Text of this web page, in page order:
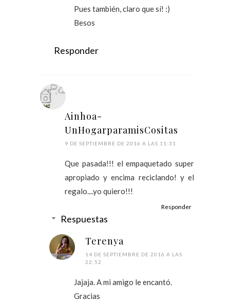
Pues también, claro que sí! :)
Besos
Responder
Ainhoa-
UnHogarparamisCositas
9 DE SEPTIEMBRE DE 2016 A LAS 11:31
Que pasada!!! el empaquetado super
apropiado y encima reciclando! y el
regalo....yo quiero!!!
Responder
Respuestas
Terenya
14 DE SEPTIEMBRE DE 2016 A LAS
22:52
Jajaja. A mi amigo le encantó.
Gracias